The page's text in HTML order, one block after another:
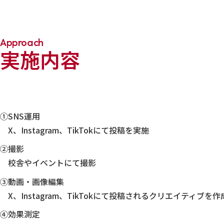
Approach
実施内容
①SNS運用
X、Instagram、TikTokにて投稿を実施
②撮影
校舎やイベントにて撮影
③動画・画像編集
X、Instagram、TikTokにて投稿されるクリエイティブを作
④効果測定